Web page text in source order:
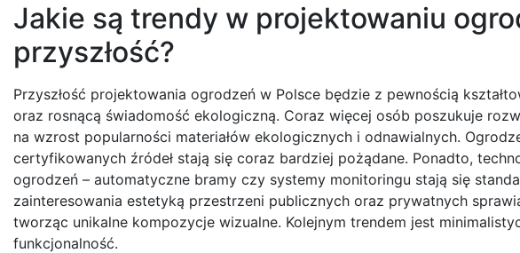
Jakie są trendy w projektowaniu
przyszłość?
Przyszłość projektowania ogrodzeń w Polsce będzie z pewnością
oraz rosnącą świadomość ekologiczną. Coraz więcej osób poszukuje
na wzrost popularności materiałów ekologicznych i odnawialnych.
certyfikowanych źródeł stają się coraz bardziej pożądane. Ponadto,
ogrodzeń – automatyczne bramy czy systemy monitoringu stają się
zainteresowania estetyką przestrzeni publicznych oraz prywatnych
tworząc unikalne kompozycje wizualne. Kolejnym trendem jest
funkcjonalność.